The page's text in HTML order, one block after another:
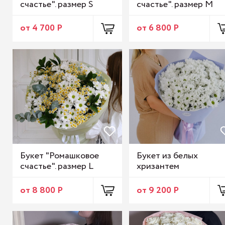
счастье". размер S
от 4 700 Р
счастье". размер M
от 6 800 Р
Букет "Ромашковое
счастье". размер L
от 8 800 Р
Букет из белых
хризантем
от 9 200 Р